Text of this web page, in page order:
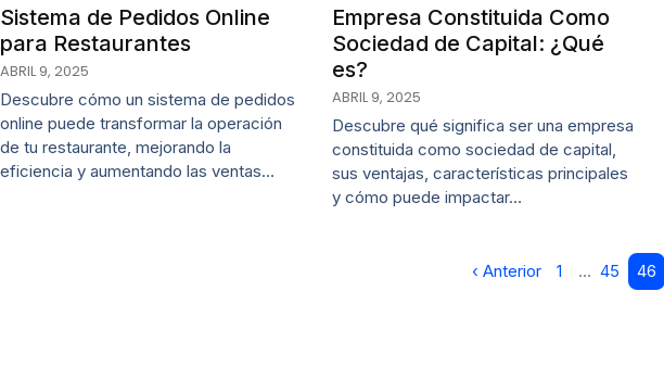
Sistema de Pedidos Online
para Restaurantes
ABRIL 9, 2025
Descubre cómo un sistema de pedidos
online puede transformar la operación
de tu restaurante, mejorando la
eficiencia y aumentando las ventas…
Empresa Constituida Como
Sociedad de Capital: ¿Qué
es?
ABRIL 9, 2025
Descubre qué significa ser una empresa
constituida como sociedad de capital,
sus ventajas, características principales
y cómo puede impactar…
‹ Anterior 1 … 45 46